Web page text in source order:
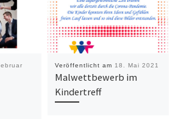
Veröffentlicht am 18. Mai 2021
Malwettbewerb im
Kindertreff